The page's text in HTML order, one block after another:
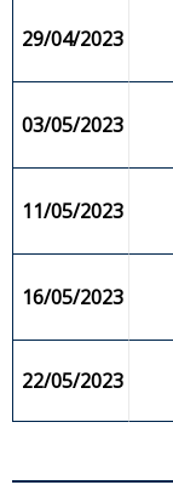
29/04/2023
03/05/2023
11/05/2023
16/05/2023
22/05/2023